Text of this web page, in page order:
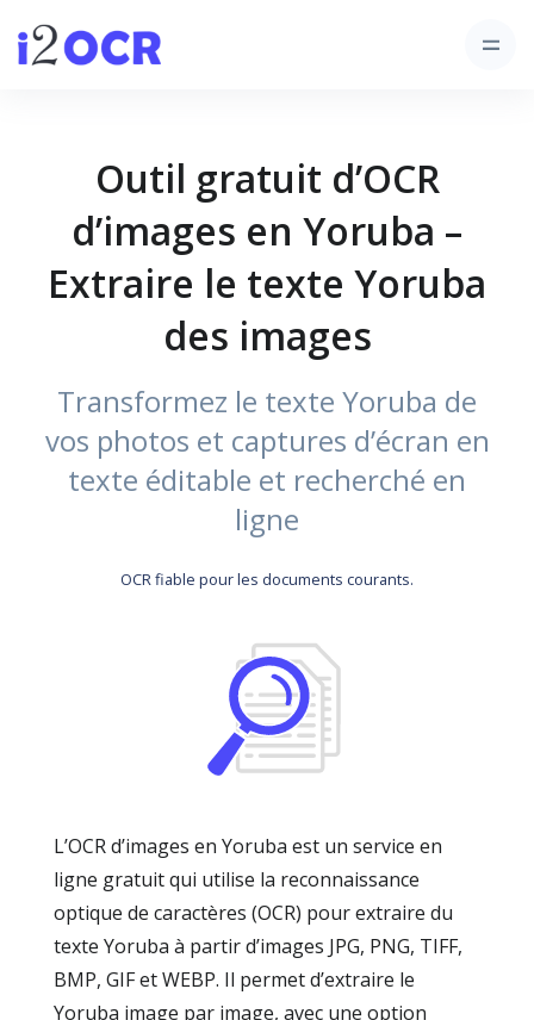
Outil gratuit d’OCR
d’images en Yoruba –
Extraire le texte Yoruba
des images
Transformez le texte Yoruba de
vos photos et captures d’écran en
texte éditable et recherché en
ligne
OCR fiable pour les documents courants.
L’OCR d’images en Yoruba est un service en
ligne gratuit qui utilise la reconnaissance
optique de caractères (OCR) pour extraire du
texte Yoruba à partir d’images JPG, PNG, TIFF,
BMP, GIF et WEBP. Il permet d’extraire le
Yoruba image par image, avec une option